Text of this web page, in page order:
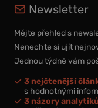
Newsletter
Mějte přehled s
Nenechte si ujít
Jednou týdně vám
3 nejčtenější
s hodnotnými
3 názory analytiků